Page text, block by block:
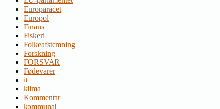
Europarådet
Europol
Finans
Fiskeri
Folkeafstemning
Forskning
FORSVAR
Fødevarer
it
klima
Kommentar
kommunal